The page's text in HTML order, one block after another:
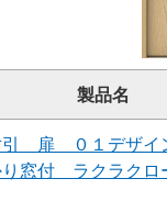
製品名
引 扉 ０１デザ
窓付 ラクラクロ